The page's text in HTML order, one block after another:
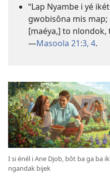
“Lap Nyambe i yé
gwobisôna mis map;
[maéya,] to nlondok,
—Masoola 21:3, 4.
I si énél i Ane Djob, bôt ba ga ba
ngandak bijek